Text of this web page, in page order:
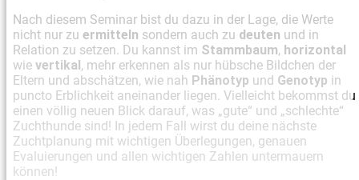
Nach diesem Seminar bist du dazu in der Lage, die Werte
nicht nur zu ermitteln sondern auch zu deuten und in
Relation zu setzen. Du kannst im Stammbaum, horizontal
wie vertikal, mehr erkennen als nur hübsche Bildchen der
Eltern und abschätzen, wie nah Phänotyp und Genotyp in
puncto Erblichkeit aneinander liegen. Vielleicht bekommst du
einen völlig neuen Blick darauf, was „gute“ und „schlechte“
Zuchthunde sind! In jedem Fall wirst du deine nächste
Zuchtplanung mit wichtigen Überlegungen, genauen
Evaluierungen und allen wichtigen Zahlen untermauern
können!